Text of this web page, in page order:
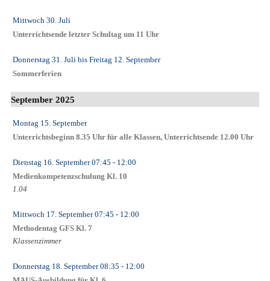
Mittwoch 30. Juli
Unterrichtsende letzter Schultag um 11 Uhr
Donnerstag 31. Juli bis Freitag 12. September
Sommerferien
September 2025
Montag 15. September
Unterrichtsbeginn 8.35 Uhr für alle Klassen, Unterrichtsende 12.00 Uhr
Dienstag 16. September07:45 - 12:00
Medienkompetenzschulung Kl. 10
1.04
Mittwoch 17. September07:45 - 12:00
Methodentag GFS Kl. 7
Klassenzimmer
Donnerstag 18. September08:35 - 12:00